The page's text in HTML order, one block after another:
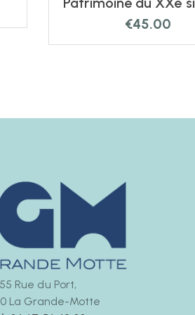
€45.00
55 Rue du Port,
La Grande-Motte